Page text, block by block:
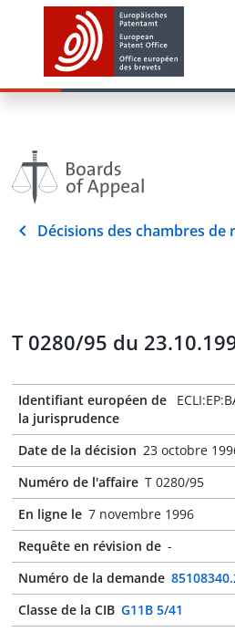
Décisions des chambres de
T 0280/95 du
Identifiant européen de
la jurisprudence
Date de la décision 23 octobre
Numéro de l'affaire T 0280/95
En ligne le 7 novembre 1996
Requête en révision de -
Numéro de la demande
Classe de la CIB G11B 5/41